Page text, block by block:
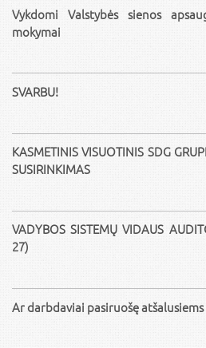
Vykdomi Valstybės sienos
mokymai
SVARBU!
KASMETINIS VISUOTINIS SDG
SUSIRINKIMAS
VADYBOS SISTEMŲ VIDAUS
27)
Ar darbdaviai pasiruošę atšalusiems